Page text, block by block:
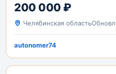
200 000 ₽
Челябинская область
autonomer74